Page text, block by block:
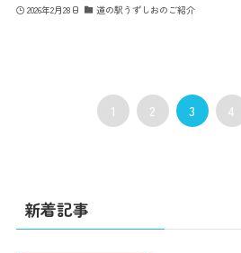
2026年2月28日 道の駅うずしおのご紹介
1 2 3 4
新着記事